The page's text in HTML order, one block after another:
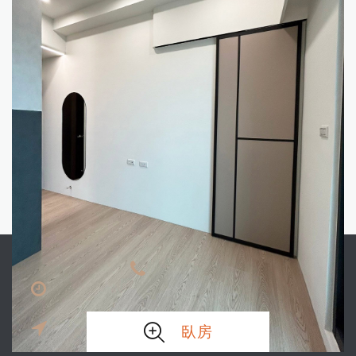
更衣室
臥房
電話:06-267-9575
營業時間:星期一至星期五中午12:00-晚上8:00 ‧ 星期六-日
中午11:00-晚上8:00
地址：台南市東區東門路3段312號 / 中華店：台南市中華
東路一段241號